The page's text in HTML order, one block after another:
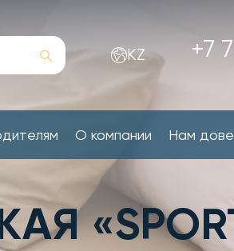
KZ +7
О компании Нам